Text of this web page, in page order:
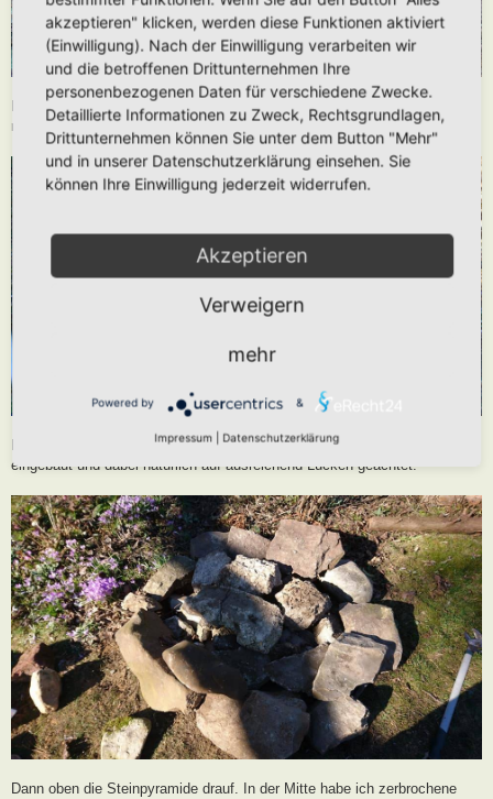
Laub rein und ein stabiles Dach über die untere Kelleretage. Links und
rechts sind sichere Hohlräume durch abgerundete Dachpfannen.
Darüber habe ich aus Randsteinen, Ziegelsteine etc. noch weitere Etagen
eingebaut und dabei natürlich auf ausreichend Lücken geachtet.
Dann oben die Steinpyramide drauf. In der Mitte habe ich zerbrochene
akzeptieren" klicken, werden diese Funktionen aktiviert
(Einwilligung). Nach der Einwilligung verarbeiten wir
und die betroffenen Drittunternehmen Ihre
personenbezogenen Daten für verschiedene Zwecke.
Detaillierte Informationen zu Zweck, Rechtsgrundlagen,
Drittunternehmen können Sie unter dem Button "Mehr"
und in unserer Datenschutzerklärung einsehen. Sie
können Ihre Einwilligung jederzeit widerrufen.
Akzeptieren
Verweigern
mehr
Powered by &
Impressum Datenschutzerklärung